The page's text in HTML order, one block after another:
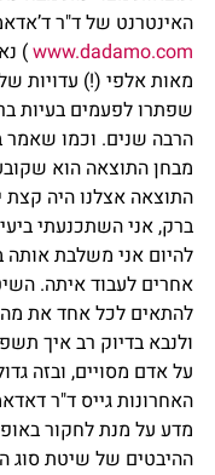
האינטרנט של ד"ר
www.dadamo.com
)
מאות אלפי (!) עדויות
שפתרו לפעמים בעיות
הרבה שנים. וכמו שאמר
מבחן התוצאה הוא
התוצאה אצלנו היה קצת
ברק, אני השתכנעתי
להיום אני משלבת אותה
אחרים לעבוד איתה.
להתאים לכל אחד את מה
ולנבא בדיוק רב איך
על אדם מסויים, ובזה
האחרונות גייס ד"ר
מדע על מנת לחקור
ההיבטים של שיטת סוג